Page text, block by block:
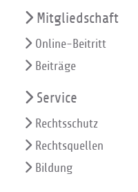
Mitgliedschaft
Online-Beitritt
Beiträge
Service
Rechtsschutz
Rechtsquellen
Bildung